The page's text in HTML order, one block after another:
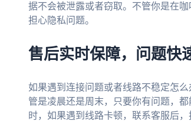
据不会被泄露或者窃取。不管你是在咖
担心隐私问题。
售后实时保障，问题快
如果遇到连接问题或者线路不稳定怎么
管是凌晨还是周末，只要你有问题，
时，如果遇到线路卡顿，联系客服后